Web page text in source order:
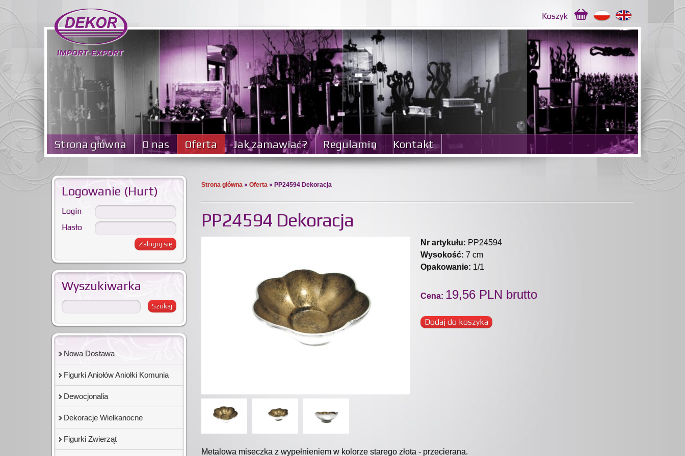
Koszyk
Strona główna O nas Oferta Jak zamawiać? Regulamin Kontakt
Strona główna» Oferta» PP24594 Dekoracja
PP24594 Dekoracja
Nr artykułu: PP24594
Wysokość: 7 cm
Opakowanie: 1/1
Cena: 19,56 PLN brutto
Dodaj do koszyka
Metalowa miseczka z wypełnieniem w kolorze starego złota - przecierana.
Logowanie (Hurt)
Login
Hasło
Wyszukiwarka
Nowa Dostawa
Figurki Aniołów Aniołki Komunia
Dewocjonalia
Dekoracje Wielkanocne
Figurki Zwierząt